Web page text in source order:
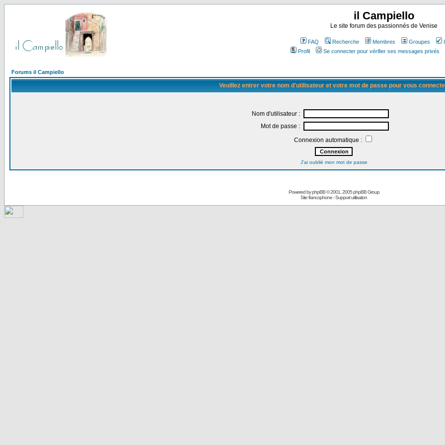
il Campiello
Le site forum des passionnés de Venise
FAQ Recherche Membres Groupes
Profil
Se connecter pour vérifier ses messages privés
Forums il Campiello
Veuillez entrer votre nom d'utilisateur et votre mot de passe pour vous
Nom d'utilisateur :
Mot de passe :
Connexion automatique :
J'ai oublié mon mot de passe
Powered byphpBB© 2001, 2005 phpBB Group
Site francophone-Support utilisation